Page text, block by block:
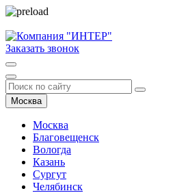
Заказать звонок
Москва
Москва
Благовещенск
Вологда
Казань
Сургут
Челябинск